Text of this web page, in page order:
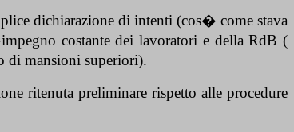
dichiarazione di intenti (cos� come stava
costante dei lavoratori e della RdB (
mansioni superiori).
ritenuta preliminare rispetto alle procedure